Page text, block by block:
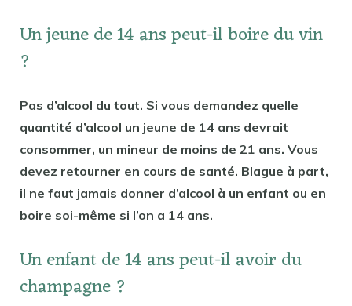
Un jeune de 14 ans peut-il boire du vin
?
Pas d’alcool du tout. Si vous demandez quelle
quantité d’alcool un jeune de 14 ans devrait
consommer, un mineur de moins de 21 ans. Vous
devez retourner en cours de santé. Blague à part,
il ne faut jamais donner d’alcool à un enfant ou en
boire soi-même si l’on a 14 ans.
Un enfant de 14 ans peut-il avoir du
champagne ?